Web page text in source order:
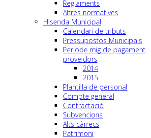
Reglaments
Altres normatives
Hisenda Municipal
Calendari de tributs
Pressupostos Municipals
Periode mig de pagament
proveidors
2014
2015
Plantilla de personal
Compte general
Contractació
Subvencions
Alts càrrecs
Patrimoni